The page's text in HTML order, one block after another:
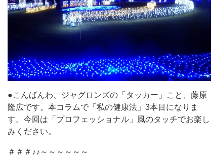
●こんばんわ、ジャグロンズの「タッカー」こと、藤原
隆広です。本コラムで「私の健康法」3本目になりま
す。今回は「プロフェッショナル」風のタッチでお楽し
みください。
＃＃＃♪♪～～～～～～